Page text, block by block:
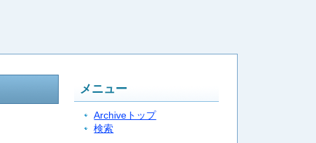
メニュー
Archiveトップ
検索